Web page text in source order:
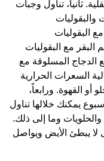
ثانياً، تناول وجبات
والبقوليات
البقوليات
مع البقوليات
الدجاج المسلوقة مع
السعرات الحرارية
أو القهوة. ورابعاً،
يمكنك خلالها تناول
وما إلى ذلك.
يبطئ الأيض ويواصل